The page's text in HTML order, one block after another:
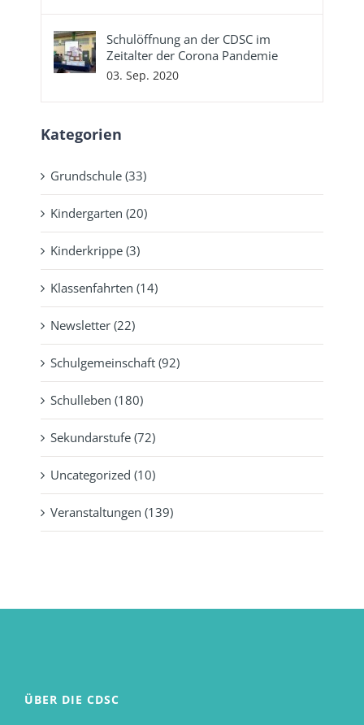
Schulöffnung an der CDSC im
Zeitalter der Corona Pandemie
03. Sep. 2020
Kategorien
Grundschule (33)
Kindergarten (20)
Kinderkrippe (3)
Klassenfahrten (14)
Newsletter (22)
Schulgemeinschaft (92)
Schulleben (180)
Sekundarstufe (72)
Uncategorized (10)
Veranstaltungen (139)
ÜBER DIE CDSC